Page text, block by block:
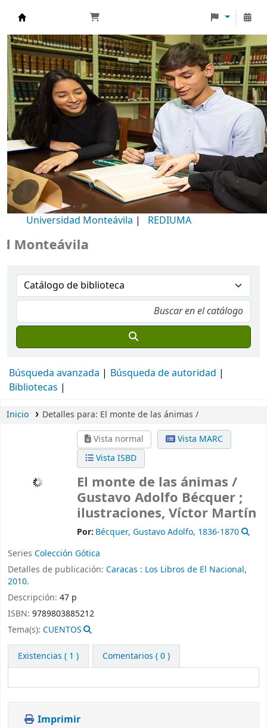
Biblioteca Universidad Monteávila
Universidad Monteávila | REDIUMA
Búsqueda avanzada
Búsqueda de autoridad
Bibliotecas
Inicio Detalles para: El monte de las ánimas /
Vista normal
Vista MARC
Vista ISBD
El monte de las ánimas /
Gustavo Adolfo Bécquer ;
ilustraciones, Víctor Martín
Por: Bécquer, Gustavo Adolfo, 1836-1870
Series Colección Gótica
Detalles de publicación: Caracas : Los Libros de El Nacional,
2010.
Descripción: 47 p
ISBN: 9789803885212
Tema(s): CUENTOS
Existencias ( 1 ) Comentarios ( 0 )
Imprimir